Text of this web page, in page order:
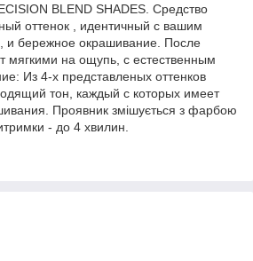
BLEND SHADES. Средство
оттенок , идентичный с вашим
и бережное окрашивание. После
мягкими на ощупь, с естественным
Из 4-х представленых оттенков
тон, каждый с которых имеет
Проявник змішується з фарбою
- до 4 хвилин.